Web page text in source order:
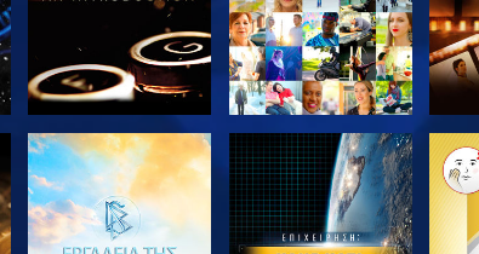
ΠΑΡΑΚΟΛΟΥΘΗΣΤΕ
ΕΞΕΡΕΥΝΗΣΤΕ ΤΗ
ΣΕΙΡΑ